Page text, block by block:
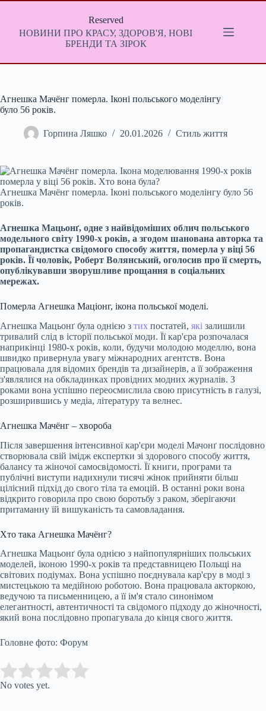
Перейти
Reserved
НОВИНИ ПРО КРАСУ, ЗДОРОВ'Я, НОВІ
БРЕНДИ ТА ЗІРОК
Агнешка Мачёнг померла. Іконі польського моделінгу
було 56 років.
Горпина Ляшко 20.01.2026 Стиль життя
Агнешка Мачёнг померла. Іконі польського моделінгу було 56
років.
Агнешка Мацьонґ, одне з найвідоміших облич польського
модельного світу 1990-х років, а згодом шанована авторка та
пропагандистка свідомого способу життя, померла у віці 56
років. Її чоловік, Роберт Волянський, оголосив про її смерть,
опублікувавши зворушливе прощання в соціальних
мережах.
Померла Агнешка Маціонг, ікона польської моделі.
Агнешка Мацьонґ була однією з тих постатей, які залишили
тривалий слід в історії польської моди. Її кар'єра розпочалася
наприкінці 1980-х років, коли, будучи молодою моделлю, вона
швидко привернула увагу міжнародних агентств. Вона
працювала для відомих брендів та дизайнерів, а її зображення
з'являлися на обкладинках провідних модних журналів. З
роками вона успішно переосмислила свою присутність в галузі,
розширившись у медіа, літературу та велнес.
Агнешка Мачёнг – хвороба
Після завершення інтенсивної кар'єри моделі Мачонґ послідовно
створювала свій імідж експертки зі здорового способу життя,
балансу та жіночої самосвідомості. Її книги, програми та
публічні виступи надихнули тисячі жінок прийняти більш
цілісний підхід до свого тіла та емоцій. В останні роки вона
відкрито говорила про свою боротьбу з раком, зберігаючи
притаманну їй вишуканість та самовладання.
Хто така Агнешка Мачёнг?
Агнешка Мацьонґ була однією з найпопулярніших польських
моделей, іконою 1990-х років та представницею Польщі на
світових подіумах. Вона успішно поєднувала кар'єру в моді з
мистецькою та медійною роботою. Вона працювала акторкою,
ведучою та письменницею, а її ім'я стало синонімом
елегантності, автентичності та свідомого підходу до жіночності,
який вона послідовно пропагувала до кінця свого життя.
Головне фото: Форум
Rate this item:
No votes yet.